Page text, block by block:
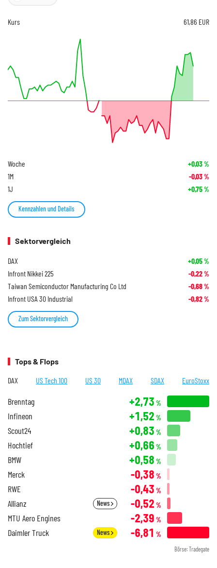
Kurs 61,86 EUR
Woche +0,03%
1M -0,03%
1J +0,75%
Kennzahlen und Details
Sektorvergleich
DAX +0,05%
Infront Nikkei 225 -0,22%
Taiwan Semiconductor Manufacturing Co Ltd -0,68%
Infront USA 30 Industrial -0,82%
Zum Sektorvergleich
Tops & Flops
DAX US Tech 100 US 30 MDAX SDAX EuroStoxx
Brenntag +2,73 %
Infineon +1,52 %
Scout24 +0,83 %
Hochtief +0,66 %
BMW +0,58 %
Merck -0,38 %
RWE -0,43 %
Allianz News -0,52 %
MTU Aero Engines -2,39 %
Daimler Truck News -6,81 %
Börse: Tradegate